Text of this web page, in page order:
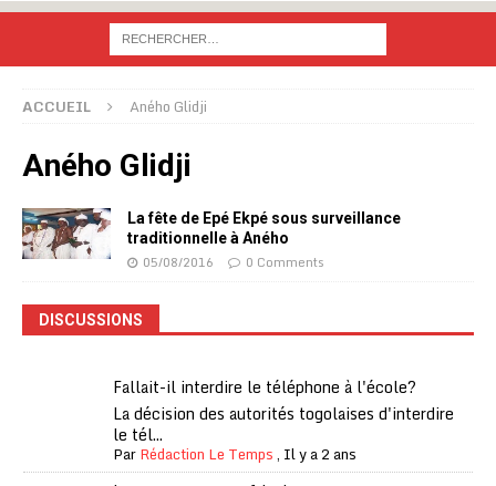
ACCUEIL Aného Glidji
Aného Glidji
La fête de Epé Ekpé sous surveillance
traditionnelle à Aného
05/08/2016 0 Comments
DISCUSSIONS
Fallait-il interdire le téléphone à l'école?
La décision des autorités togolaises d'interdire
le tél...
ParRédaction Le Temps, Il y a 2 ans